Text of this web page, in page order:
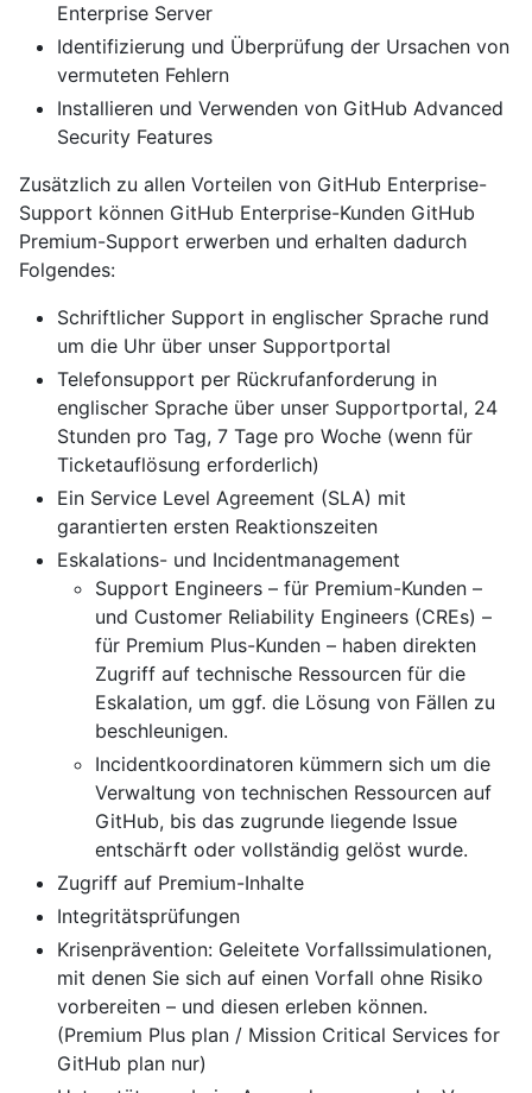
Enterprise Server
Identifizierung und Überprüfung der Ursachen von
vermuteten Fehlern
Installieren und Verwenden von GitHub Advanced
Security Features
Zusätzlich zu allen Vorteilen von GitHub Enterprise-
Support können GitHub Enterprise-Kunden GitHub
Premium-Support erwerben und erhalten dadurch
Folgendes:
Schriftlicher Support in englischer Sprache rund
um die Uhr über unser Supportportal
Telefonsupport per Rückrufanforderung in
englischer Sprache über unser Supportportal, 24
Stunden pro Tag, 7 Tage pro Woche (wenn für
Ticketauflösung erforderlich)
Ein Service Level Agreement (SLA) mit
garantierten ersten Reaktionszeiten
Eskalations- und Incidentmanagement
Support Engineers – für Premium-Kunden –
und Customer Reliability Engineers (CREs) –
für Premium Plus-Kunden – haben direkten
Zugriff auf technische Ressourcen für die
Eskalation, um ggf. die Lösung von Fällen zu
beschleunigen.
Incidentkoordinatoren kümmern sich um die
Verwaltung von technischen Ressourcen auf
GitHub, bis das zugrunde liegende Issue
entschärft oder vollständig gelöst wurde.
Zugriff auf Premium-Inhalte
Integritätsprüfungen
Krisenprävention: Geleitete Vorfallssimulationen,
mit denen Sie sich auf einen Vorfall ohne Risiko
vorbereiten – und diesen erleben können.
(Premium Plus plan / Mission Critical Services for
GitHub plan nur)